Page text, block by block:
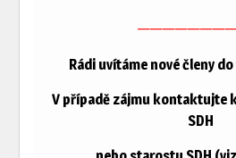
Rádi uvítáme nové členy
V případě zájmu kontaktujte
SDH